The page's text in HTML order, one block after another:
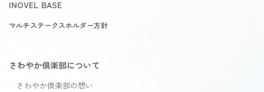
INOVEL BASE
マルチステークスホルダー方針
さわやか倶楽部について
さわやか倶楽部の想い